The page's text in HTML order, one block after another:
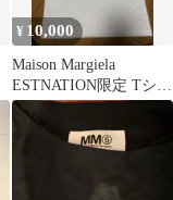
¥ 10,000
Maison Margiela
ESTNATION限定 Tシャ
ツ